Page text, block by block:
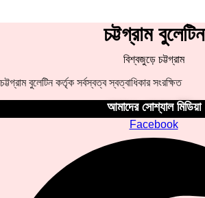
চট্টগ্রাম বুলেটিন
বিশ্বজুড়ে চট্টগ্রাম
চট্টগ্রাম বুলেটিন কর্তৃক সর্বস্বত্ব স্বত্বাধিকার সংরক্ষিত
আমাদের সোশ্যাল মিডিয়া
Facebook